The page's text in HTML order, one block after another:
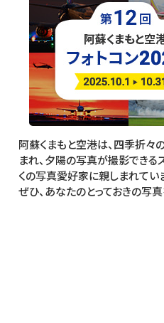
阿蘇くまもと空港は、四季折々
まれ、夕陽の写真が撮影できる
くの写真愛好家に親しまれてい
ぜひ、あなたのとっておきの写